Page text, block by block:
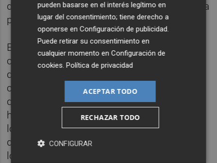
de 300 interinos que sólo habían superado la
primera prueba selectiva.
En este caso se sostiene que, de acuerdo
con las bases reguladoras publicadas en
diciembre de 2016, esta decisión sería
contraria a la ley, dado que "dice claramente
que no podrán nombrarse funcionarios que
hayan suspendido el segundo ejercicio". Por
lo tanto, esos acuerdos "vulnerarían una
disposición de carácter general en contra de
lo que establece la ley, y serían nulos de
pueden basarse en el interés legítimo en
lugar del consentimiento; tiene derecho a
oponerse enConfiguración de publicidad.
Puede retirar su consentimiento en
cualquier momento enConfiguración de
cookies.Política de privacidad
ACEPTAR TODO
RECHAZAR TODO
CONFIGURAR